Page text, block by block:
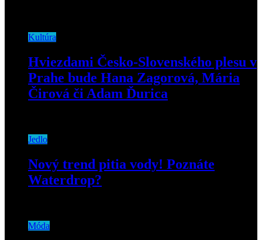
Kultúra
Hviezdami Česko-Slovenského plesu v
Prahe bude Hana Zagorová, Mária
Čirová či Adam Ďurica
Jedlo
Nový trend pitia vody! Poznáte
Waterdrop?
Móda